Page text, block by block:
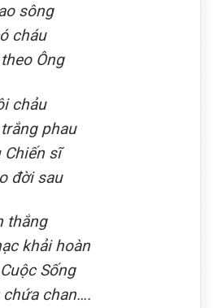
sông
cháu
Ông
chảu
phau
Chiến sĩ
đời sau
thắng
khải hoàn
Sống
chứa chan….